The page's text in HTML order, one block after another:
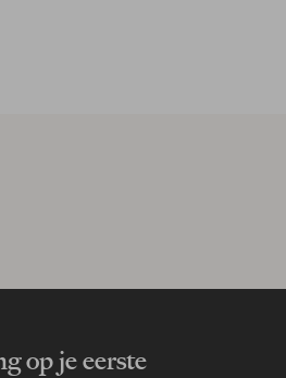
op je eerste